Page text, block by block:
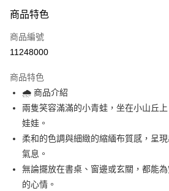
信用卡一次付款
信用卡分期付款
合作金庫商業銀行
華南商業銀行
上海商業儲蓄銀行
台北
國泰世華商業銀行
臺灣中小企業銀行
台中
匯豐（台灣）商業銀行
聯邦商業銀行
元大商業銀行
永豐
玉山商業銀行
超商取貨付款
LINE Pay
Apple Pay
街口支付
商品特色
商品編號
11248000
商品特色
🌧 商品介紹
兩隻笑容滿滿的小青蛙，坐在小山丘
娃娃。
柔和的色調與細緻的縮緬布質感，呈
氣息。
無論擺放在書桌、窗邊或玄關，都能
的心情。